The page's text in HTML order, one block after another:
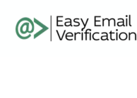
para